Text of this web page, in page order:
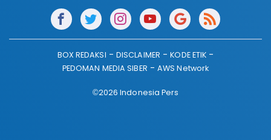
BOX REDAKSI DISCLAIMER
KODE ETIK
PEDOMAN MEDIA SIBER
AWS Network
©2026 Indonesia Pers